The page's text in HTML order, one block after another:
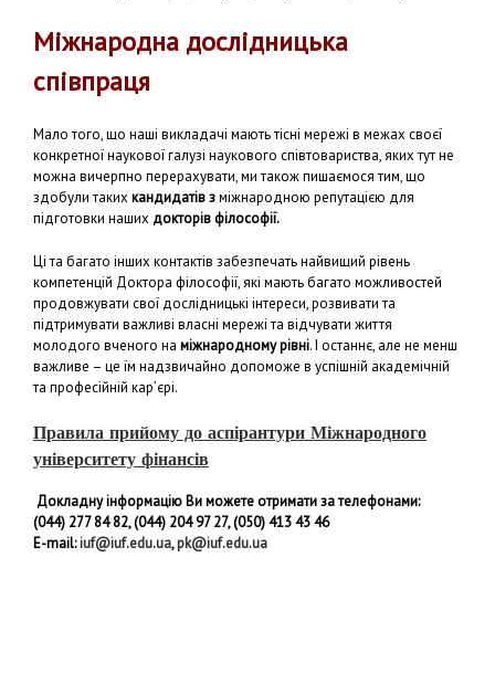
Міжнародна дослідницька
співпраця
Мало того, що наші викладачі мають тісні мережі в межах своєї
конкретної наукової галузі наукового співтовариства, яких тут не
можна вичерпно перерахувати, ми також пишаємося тим, що
здобули таких кандидатів зміжнародною репутацією для
підготовки наших докторів філософії.
Ці та багато інших контактів забезпечать найвищий рівень
компетенцій Доктора філософії, які мають багато можливостей
продовжувати свої дослідницькі інтереси, розвивати та
підтримувати важливі власні мережі та відчувати життя
молодого вченого на міжнародному рівні. І останнє, але не менш
важливе – це їм надзвичайно допоможе в успішній академічній
та професійній кар’єрі.
Правила прийому до аспірантури Міжнародного
університету фінансів
Докладну інформацію Ви можете отримати за телефонами:
(044) 277 84 82, (044) 204 97 27, (050) 413 43 46
E-mail:iuf@iuf.edu.ua,pk@iuf.edu.ua